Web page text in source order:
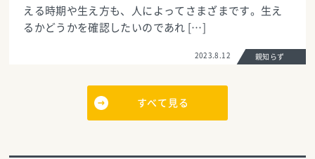
える時期や生え方も、人によってさまざまです。生え
るかどうかを確認したいのであれ […]
2023.8.12 親知らず
すべて見る